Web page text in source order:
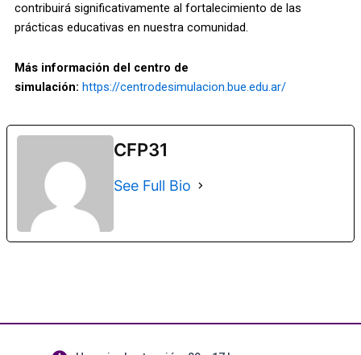
contribuirá significativamente al fortalecimiento de las
prácticas educativas en nuestra comunidad.
Más información del centro de
simulación: https://centrodesimulacion.bue.edu.ar/
CFP31
See Full Bio